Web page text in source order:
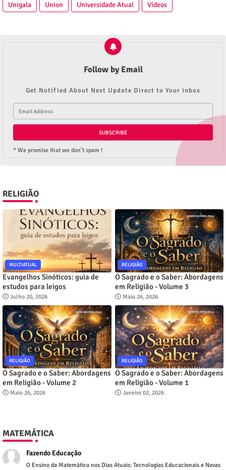
Unigala
Union Universidade Atual Vídeos
Follow by Email
Get Notified About Next Update Direct to Your inbox
* We promise that we don't spam !
RELIGIÃO
MULTIATUAL
Evangelhos Sinóticos: guia de
estudos para leigos
Julho 20, 2026
RELIGIÃO
O Sagrado e o Saber: Abordagens
em Religião - Volume 3
Maio 26, 2026
RELIGIÃO
O Sagrado e o Saber: Abordagens
em Religião - Volume 2
Maio 26, 2026
RELIGIÃO
O Sagrado e o Saber: Abordagens
em Religião - Volume 1
Janeiro 02, 2026
MATEMÁTICA
Fazendo Educação
O Ensino da Matemática nos Dias Atuais: Tecnologias Educacionais e Novas